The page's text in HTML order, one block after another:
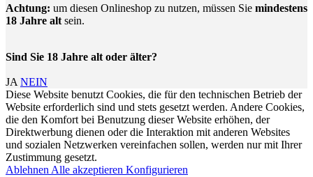
Achtung: um diesen Onlineshop zu nutzen, müssen Sie mindestens
18 Jahre alt sein.
Sind Sie 18 Jahre alt oder älter?
JA NEIN
Diese Website benutzt Cookies, die für den technischen Betrieb der
Website erforderlich sind und stets gesetzt werden. Andere Cookies,
die den Komfort bei Benutzung dieser Website erhöhen, der
Direktwerbung dienen oder die Interaktion mit anderen Websites
und sozialen Netzwerken vereinfachen sollen, werden nur mit Ihrer
Zustimmung gesetzt.
Ablehnen Alle akzeptieren Konfigurieren